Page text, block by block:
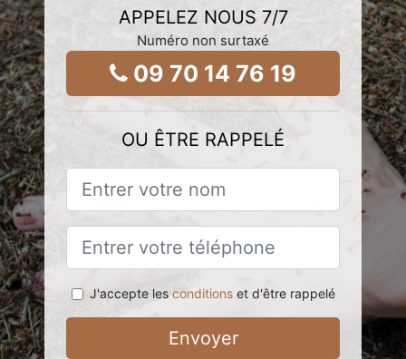
APPELEZ NOUS 7/7
Numéro non surtaxé
09 70 14 76 19
OU ÊTRE RAPPELÉ
J'accepte les conditionset d'être rappelé
Envoyer